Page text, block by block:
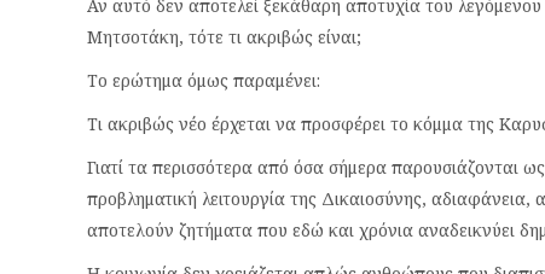
Αν αυτό δεν αποτελεί ξεκάθαρη αποτυχία του
Μητσοτάκη, τότε τι ακριβώς είναι;
Το ερώτημα όμως παραμένει:
Τι ακριβώς νέο έρχεται να προσφέρει το κόμμα της
Γιατί τα περισσότερα από όσα σήμερα παρουσιάζονται
προβληματική λειτουργία της Δικαιοσύνης,
αποτελούν ζητήματα που εδώ και χρόνια αναδεικνύει